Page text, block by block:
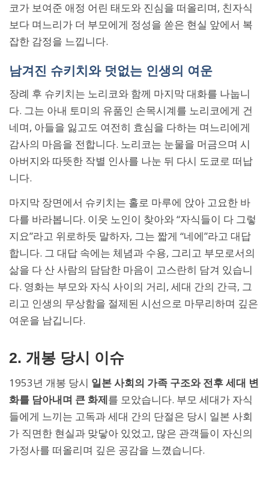
코가 보여준 애정 어린 태도와 진심을 떠올리며, 친자식
보다 며느리가 더 부모에게 정성을 쏟은 현실 앞에서 복
잡한 감정을 느낍니다.
남겨진 슈키치와 덧없는 인생의 여운
장례 후 슈키치는 노리코와 함께 마지막 대화를 나눕니
다. 그는 아내 토미의 유품인 손목시계를 노리코에게 건
네며, 아들을 잃고도 여전히 효심을 다하는 며느리에게
감사의 마음을 전합니다. 노리코는 눈물을 머금으며 시
아버지와 따뜻한 작별 인사를 나눈 뒤 다시 도쿄로 떠납
니다.
마지막 장면에서 슈키치는 홀로 마루에 앉아 고요한 바
다를 바라봅니다. 이웃 노인이 찾아와 “자식들이 다 그렇
지요”라고 위로하듯 말하자, 그는 짧게 “네에”라고 대답
합니다. 그 대답 속에는 체념과 수용, 그리고 부모로서의
삶을 다 산 사람의 담담한 마음이 고스란히 담겨 있습니
다. 영화는 부모와 자식 사이의 거리, 세대 간의 간극, 그
리고 인생의 무상함을 절제된 시선으로 마무리하며 깊은
여운을 남깁니다.
2. 개봉 당시 이슈
1953년 개봉 당시 일본 사회의 가족 구조와 전후 세대 변
화를 담아내며 큰 화제를 모았습니다. 부모 세대가 자식
들에게 느끼는 고독과 세대 간의 단절은 당시 일본 사회
가 직면한 현실과 맞닿아 있었고, 많은 관객들이 자신의
가정사를 떠올리며 깊은 공감을 느꼈습니다.